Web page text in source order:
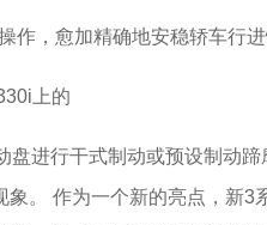
，愈加精确地安稳轿车行
上的
行干式制动或预设制动蹄
。 作为一个新的亮点，新